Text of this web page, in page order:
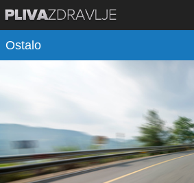
Ostalo